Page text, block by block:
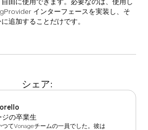
インターフェースを実装し、そ
追加することだけです。
シェア:
ジの卒業生
つてVonageチームの一員でした。彼は